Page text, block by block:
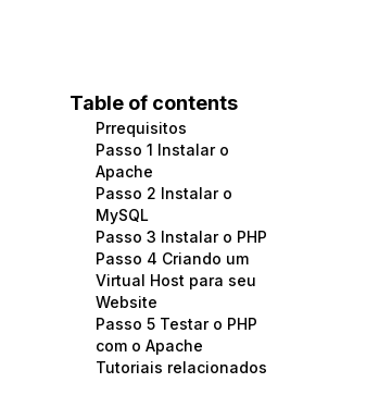
Containers and Images
Managed Databases
Management and Dev Tools
Networking
Security
Storage
Browse all products
Data and IoT
Developer Tools
Gaming and Media
Hosting
Security and Networking
Startups and SMBs
Web and App Platforms
Developer Tools
Get Involved
Utilities and Help
Table of contents
Prrequisitos
Passo 1 Instalar o
Apache
Passo 2 Instalar o
MySQL
Passo 3 Instalar o PHP
Passo 4 Criando um
Virtual Host para seu
Website
Passo 5 Testar o PHP
com o Apache
Tutoriais relacionados